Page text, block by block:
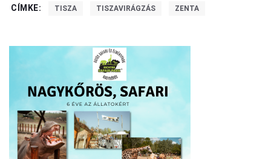
CÍMKE: TISZA TISZAVIRÁGZÁS ZENTA